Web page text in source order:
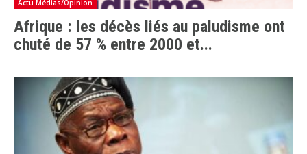
Actu Médias/Opinion
Afrique : les décès liés au paludisme ont
chuté de 57 % entre 2000 et...